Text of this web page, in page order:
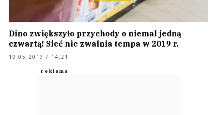
Dino zwiększyło przychody o niemal jedną
czwartą! Sieć nie zwalnia tempa w 2019 r.
10.05.2019 / 14:21